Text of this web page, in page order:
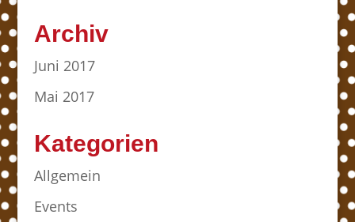
Archiv
Juni 2017
Mai 2017
Kategorien
Allgemein
Events